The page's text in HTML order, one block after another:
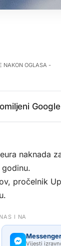
NAKON OGLASA -
naknada
pročelnik
I NA
Vijesti